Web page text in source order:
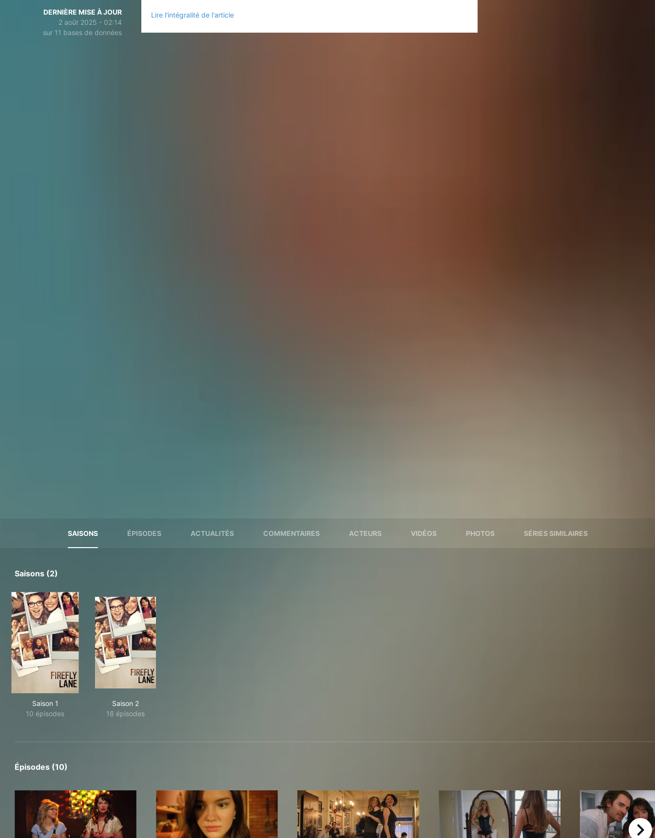
DERNIÈRE MISE À JOUR
2 août 2025 - 02:14
sur 11 bases de données
Lire l'intégralité de l'article
SAISONS ÉPISODES ACTUALITÉS COMMENTAIRES ACTEURS VIDÉOS PHOTOS SÉRIES SIMILAIRES
Saisons (2)
Saison 1
10 épisodes
Saison 2
16 épisodes
Épisodes (10)
right